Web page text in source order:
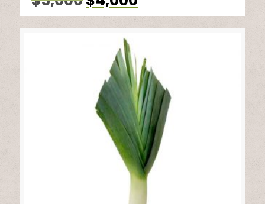
precio
original
era:
$5,000.
precio
actual
es: